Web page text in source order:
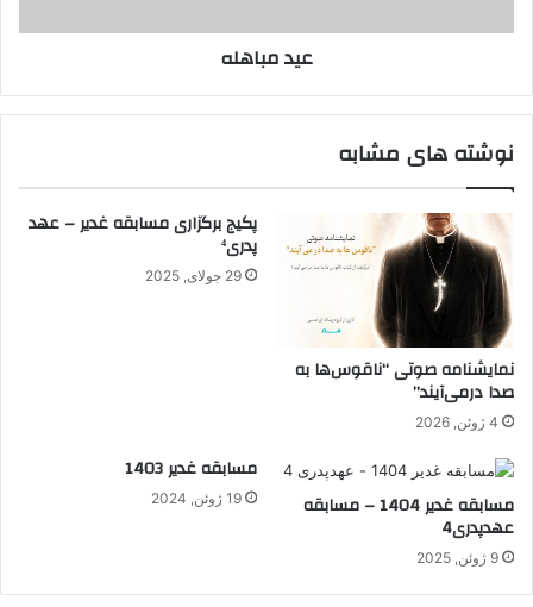
عید مباهله
نوشته های مشابه
نمایشنامه صوتی “ناقوس‌ها به
صدا در‌می‌آیند”
4 ژوئن, 2026
پکیج برگزاری مسابقه غدیر – عهد
پدری⁴
29 جولای, 2025
مسابقه غدیر 1404 – مسابقه
عهدپدری4
9 ژوئن, 2025
مسابقه غدیر 1403
19 ژوئن, 2024